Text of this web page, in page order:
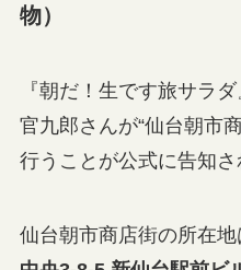
物）
『朝だ！生です旅サラ
官九郎さんが“仙台朝市
行うことが公式に告知さ
仙台朝市商店街の所在地